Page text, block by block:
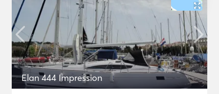
Elan 444 Impression